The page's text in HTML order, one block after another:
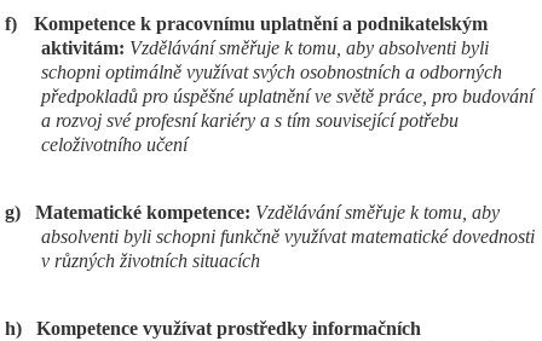
f)
Kompetence k pracovnímu uplatnění a podnikatelským
aktivitám: Vzdělávání směřuje k tomu, aby absolventi byli
schopni optimálně využívat svých osobnostních a odborných
předpokladů pro úspěšné uplatnění ve světě práce, pro budování
a rozvoj své profesní kariéry a s tím související potřebu
celoživotního učení
g) Matematické kompetence: Vzdělávání směřuje k tomu, aby
absolventi byli schopni funkčně využívat matematické dovednosti
v různých životních situacích
h)
Kompetence využívat prostředky informačních